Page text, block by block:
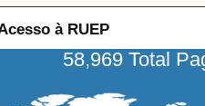
à RUEP
58,969 Total